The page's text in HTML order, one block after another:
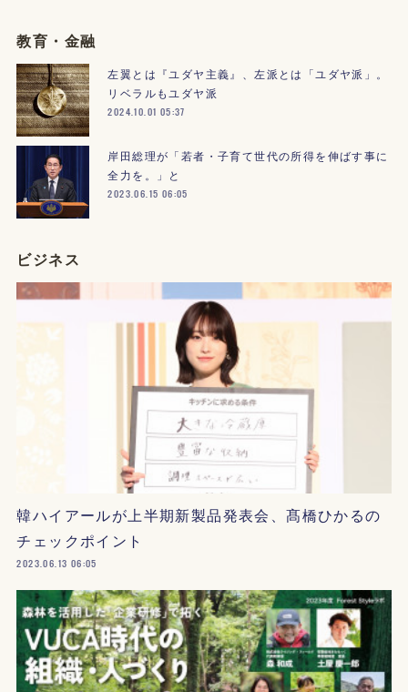
教育・金融
左翼とは『ユダヤ主義』、左派とは「ユダヤ派」。
リベラルもユダヤ派
2024.10.01 05:37
岸田総理が「若者・子育て世代の所得を伸ばす事に
全力を。」と
2023.06.15 06:05
ビジネス
韓ハイアールが上半期新製品発表会、髙橋ひかるの
チェックポイント
2023.06.13 06:05